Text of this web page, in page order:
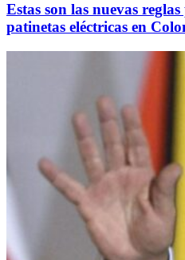
Estas son las nuevas
patinetas eléctricas en